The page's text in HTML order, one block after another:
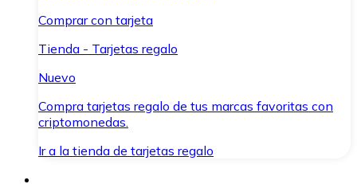
Comprar con tarjeta
Tienda - Tarjetas regalo
Nuevo
Compra tarjetas regalo de tus marcas favoritas con
criptomonedas.
Ir a la tienda de tarjetas regalo